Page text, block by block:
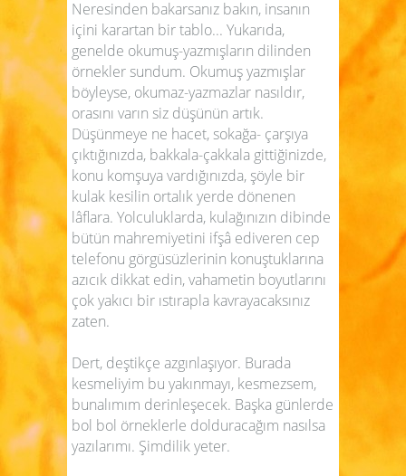
Neresinden bakarsanız bakın, insanın
içini karartan bir tablo... Yukarıda,
genelde okumuş-yazmışların dilinden
örnekler sundum. Okumuş yazmışlar
böyleyse, okumaz-yazmazlar nasıldır,
orasını varın siz düşünün artık.
Düşünmeye ne hacet, sokağa- çarşıya
çıktığınızda, bakkala-çakkala gittiğinizde,
konu komşuya vardığınızda, şöyle bir
kulak kesilin ortalık yerde dönenen
lâflara. Yolculuklarda, kulağınızın dibinde
bütün mahremiyetini ifşâ ediveren cep
telefonu görgüsüzlerinin konuştuklarına
azıcık dikkat edin, vahametin boyutlarını
çok yakıcı bir ıstırapla kavrayacaksınız
zaten.
Dert, deştikçe azgınlaşıyor. Burada
kesmeliyim bu yakınmayı, kesmezsem,
bunalımım derinleşecek. Başka günlerde
bol bol örneklerle dolduracağım nasılsa
yazılarımı. Şimdilik yeter.